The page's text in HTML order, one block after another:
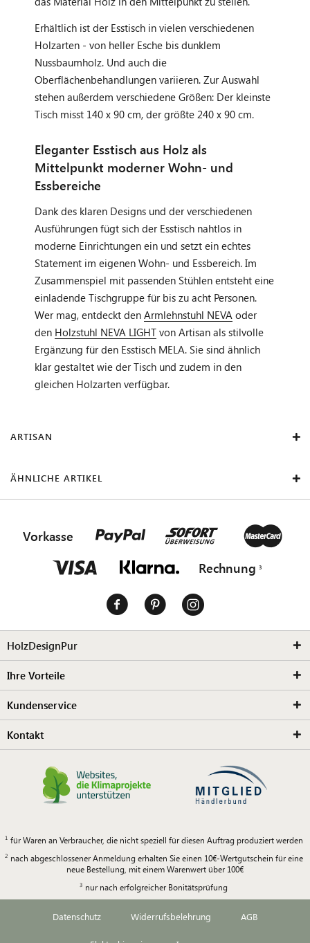
Erhältlich ist der Esstisch in vielen verschiedenen
Holzarten - von heller Esche bis dunklem
Nussbaumholz. Und auch die
Oberflächenbehandlungen variieren. Zur Auswahl
stehen außerdem verschiedene Größen: Der kleinste
Tisch misst 140 x 90 cm, der größte 240 x 90 cm.
Eleganter Esstisch aus Holz als
Mittelpunkt moderner Wohn- und
Essbereiche
Dank des klaren Designs und der verschiedenen
Ausführungen fügt sich der Esstisch nahtlos in
moderne Einrichtungen ein und setzt ein echtes
Statement im eigenen Wohn- und Essbereich. Im
Zusammenspiel mit passenden Stühlen entsteht eine
einladende Tischgruppe für bis zu acht Personen.
Wer mag, entdeckt den Armlehnstuhl NEVA oder
den Holzstuhl NEVA LIGHT von Artisan als stilvolle
Ergänzung für den Esstisch MELA. Sie sind ähnlich
klar gestaltet wie der Tisch und zudem in den
gleichen Holzarten verfügbar.
ARTISAN
ÄHNLICHE ARTIKEL
Vorkasse
Rechnung
HolzDesignPur
Ihre Vorteile
Kundenservice
Kontakt
für Waren an Verbraucher, die nicht speziell für diesen Auftrag produziert werden
nach abgeschlossener Anmeldung erhalten Sie einen 10€-Wertgutschein für eine
neue Bestellung, mit einem Warenwert über 100€
nur nach erfolgreicher Bonitätsprüfung
Datenschutz Widerrufsbelehrung AGB